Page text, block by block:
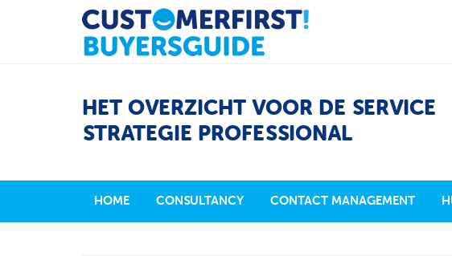
HET OVERZICHT VOOR DE SERVICE
STRATEGIE PROFESSIONAL
HOME CONSULTANCY CONTACT MANAGEMENT